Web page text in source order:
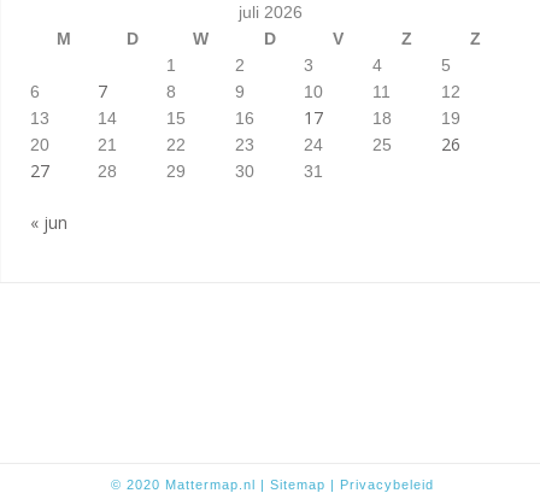
juli 2026
M
D W D V Z
Z
1
2 3 4
5
6
7 8 9 10 11
12
13
14 15 16 17 18
19
20
21 22 23 24 25
26
27
28 29 30 31
« jun
© 2020 Mattermap.nl | Sitemap | Privacybeleid